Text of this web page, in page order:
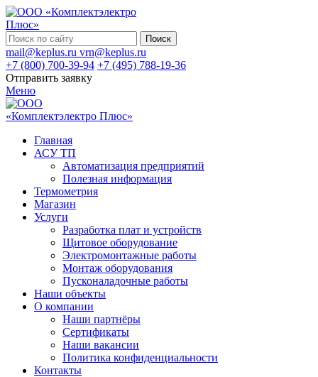
Поиск
mail@keplus.ru vrn@keplus.ru
+7 (800) 700-39-94 +7 (495) 788-19-36
Отправить заявку
Меню
Главная
АСУ ТП
Автоматизация предприятий
Полезная информация
Термометрия
Магазин
Услуги
Разработка плат и устройств
Щитовое оборудование
Электромонтажные работы
Монтаж оборудования
Пусконаладочные работы
Наши объекты
О компании
Наши партнёры
Сертификаты
Наши вакансии
Политика конфиденциальности
Контакты